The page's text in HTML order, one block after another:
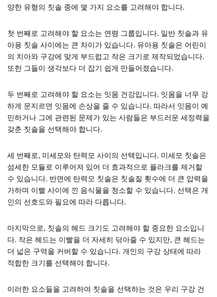
양한 유형의 칫솔 중에 몇 가지 요소를 고려해야 합니다.
첫 번째로 고려해야 할 요소는 연령 그룹입니다. 일반 칫솔과 유
아용 칫솔 사이에는 큰 차이가 있습니다. 유아용 칫솔은 어린이
의 치아와 구강에 맞게 부드럽고 작은 크기로 제작되었습니다.
또한 그들이 생각보다 더 잡기 쉽게 만들어졌습니다.
두 번째로 고려해야 할 요소는 잇몸 건강입니다. 잇몸을 너무 강
하게 문지르면 잇몸에 손상을 줄 수 있습니다. 따라서 잇몸이 예
민하거나 그에 관련된 문제가 있는 사람들은 부드러운 세정력을
갖춘 칫솔을 선택해야 합니다.
세 번째로, 미세모와 탄력모 사이의 선택입니다. 미세모 칫솔은
섬세한 모듈로 이루어져 있어 더 효과적으로 플라크를 제거할
수 있습니다. 반면에 탄력모 칫솔은 칫솔질 횟수에 더 큰 압력을
가하며 이빨 사이에 낀 음식물을 청소할 수 있습니다. 선택은 개
인의 선호도와 필요에 따라 다릅니다.
마지막으로, 칫솔의 헤드 크기도 고려해야 할 중요한 요소입니
다. 작은 헤드는 이빨을 더 자세히 닦아줄 수 있지만, 큰 헤드는
더 넓은 구역을 커버할 수 있습니다. 개인의 구강 상태에 따라
적합한 크기를 선택해야 합니다.
이러한 요소들을 고려하여 칫솔을 선택하는 것은 우리 구강 건